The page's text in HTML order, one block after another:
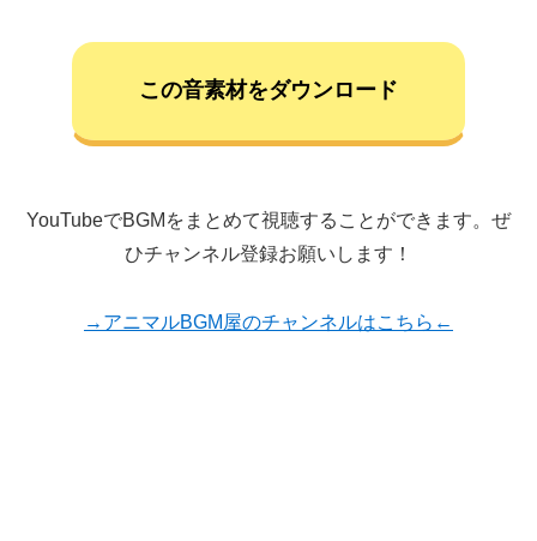
この音素材をダウンロード
YouTubeでBGMをまとめて視聴することができます。ぜ
ひチャンネル登録お願いします！
→アニマルBGM屋のチャンネルはこちら←